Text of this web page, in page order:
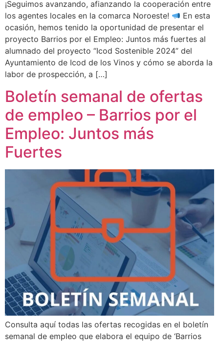
¡Seguimos avanzando, afianzando la cooperación entre
los agentes locales en la comarca Noroeste!
En esta
ocasión, hemos tenido la oportunidad de presentar el
proyecto Barrios por el Empleo: Juntos más fuertes al
alumnado del proyecto “Icod Sostenible 2024” del
Ayuntamiento de Icod de los Vinos y cómo se aborda la
labor de prospección, a […]
Boletín semanal de ofertas
de empleo – Barrios por el
Empleo: Juntos más
Fuertes
Consulta aquí todas las ofertas recogidas en el boletín
semanal de empleo que elabora el equipo de ‘Barrios